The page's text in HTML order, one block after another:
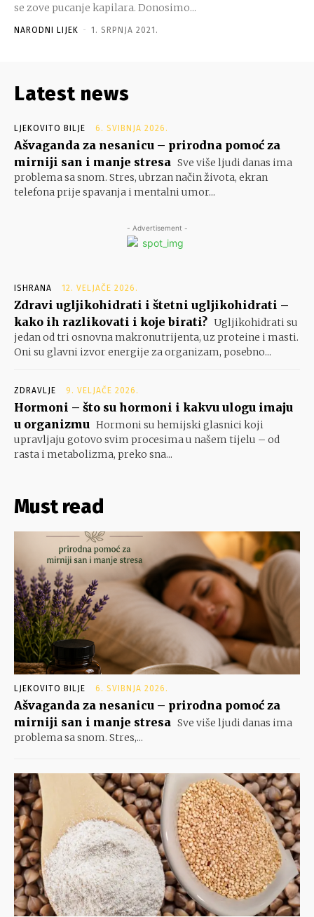
se zove pucanje kapilara. Donosimo...
NARODNI LIJEK - 1. SRPNJA 2021.
Latest news
LJEKOVITO BILJE 6. SVIBNJA 2026.
Ašvaganda za nesanicu – prirodna pomoć za
mirniji san i manje stresa Sve više ljudi danas ima
problema sa snom. Stres, ubrzan način života, ekran
telefona prije spavanja i mentalni umor...
- Advertisement -
ISHRANA 12. VELJAČE 2026.
Zdravi ugljikohidrati i štetni ugljikohidrati –
kako ih razlikovati i koje birati? Ugljikohidrati su
jedan od tri osnovna makronutrijenta, uz proteine i masti.
Oni su glavni izvor energije za organizam, posebno...
ZDRAVLJE 9. VELJAČE 2026.
Hormoni – što su hormoni i kakvu ulogu imaju
u organizmu Hormoni su hemijski glasnici koji
upravljaju gotovo svim procesima u našem tijelu – od
rasta i metabolizma, preko sna...
Must read
LJEKOVITO BILJE 6. SVIBNJA 2026.
Ašvaganda za nesanicu – prirodna pomoć za
mirniji san i manje stresa Sve više ljudi danas ima
problema sa snom. Stres,...